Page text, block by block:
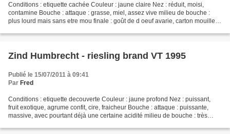
Conditions : etiquette cachée Couleur : jaune claire Nez : réduit, moisi,
contamine Bouche : attaque : grasse, miel, assez vive milieu de bouche :
plus lourd mais sans etre mou finale : goût de d oeuf avarie, carton mouille, a
Zind Humbrecht - riesling brand VT 1995
Publié le 15/07/2011 à 09:41
Par Fred
Conditions : etiquette decouverte Couleur : jaune profond Nez : puissant,
fruit exotique, agrume confit, cire, fraicheur Bouche : attaque : puissante,
massive, avec pourtant déjà une certaine acidité milieu de bouche : très